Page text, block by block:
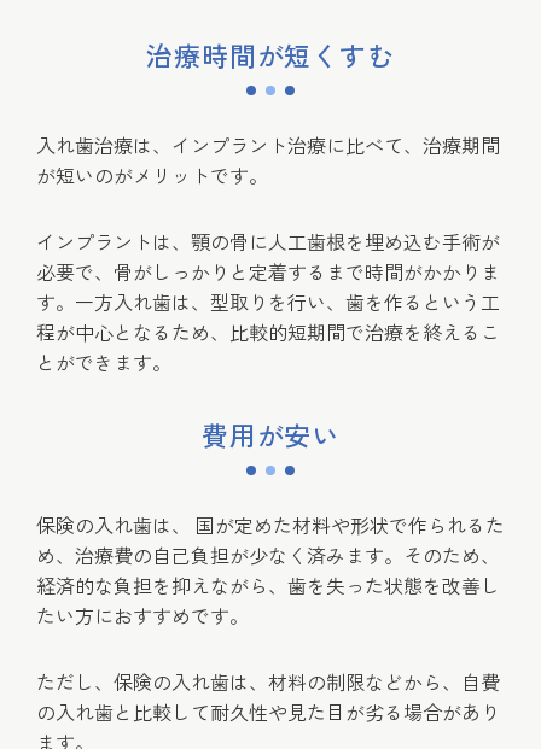
治療時間が短くすむ
入れ歯治療は、インプラント治療に比べて、治療期間
が短いのがメリットです。
インプラントは、顎の骨に人工歯根を埋め込む手術が
必要で、骨がしっかりと定着するまで時間がかかりま
す。一方入れ歯は、型取りを行い、歯を作るという工
程が中心となるため、比較的短期間で治療を終えるこ
とができます。
費用が安い
保険の入れ歯は、 国が定めた材料や形状で作られるた
め、治療費の自己負担が少なく済みます。そのため、
経済的な負担を抑えながら、歯を失った状態を改善し
たい方におすすめです。
ただし、保険の入れ歯は、材料の制限などから、自費
の入れ歯と比較して耐久性や見た目が劣る場合があり
ます。